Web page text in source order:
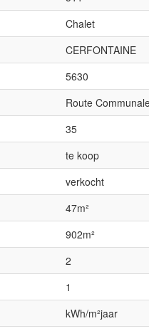
Chalet
CERFONTAINE
5630
Route
35
te koop
verkocht
47m²
902m²
2
1
kWh/m²jaar